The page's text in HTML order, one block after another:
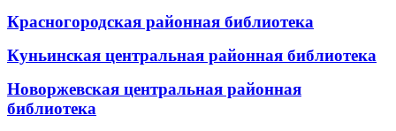
Красногородская районная библиотека
Куньинская центральная районная библиотека
Новоржевская центральная районная
библиотека